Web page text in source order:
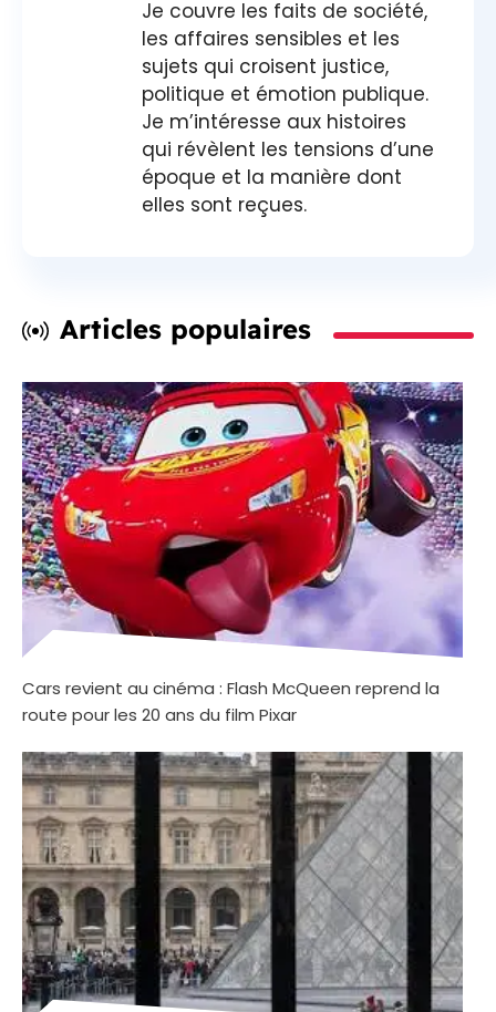
Je couvre les faits de société,
les affaires sensibles et les
sujets qui croisent justice,
politique et émotion publique.
Je m’intéresse aux histoires
qui révèlent les tensions d’une
époque et la manière dont
elles sont reçues.
Articles populaires
Cars revient au cinéma : Flash McQueen reprend la
route pour les 20 ans du film Pixar